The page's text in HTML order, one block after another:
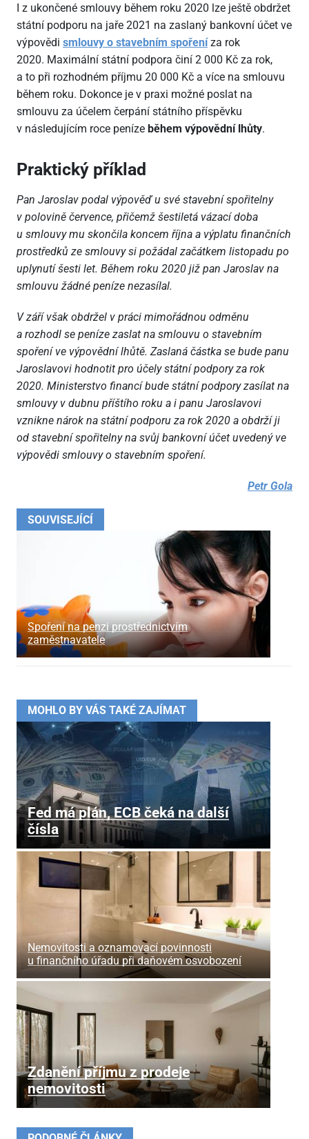
SOUVISEJÍCÍ
Spoření na penzi prostřednictvím
zaměstnavatele
I z ukončené smlouvy během roku 2020 lze ještě obdržet
státní podporu na jaře 2021 na zaslaný bankovní účet ve
výpovědi smlouvy o stavebním spořeníza rok
2020. Maximální státní podpora činí 2 000 Kč za rok,
a to při rozhodném příjmu 20 000 Kč a více na smlouvu
během roku. Dokonce je v praxi možné poslat na
smlouvu za účelem čerpání státního příspěvku
v následujícím roce peníze během výpovědní lhůty.
Praktický příklad
Pan Jaroslav podal výpověď u své stavební spořitelny
v polovině července, přičemž šestiletá vázací doba
u smlouvy mu skončila koncem října a výplatu finančních
prostředků ze smlouvy si požádal začátkem listopadu po
uplynutí šesti let. Během roku 2020 již pan Jaroslav na
smlouvu žádné peníze nezasílal.
V září však obdržel v práci mimořádnou odměnu
a rozhodl se peníze zaslat na smlouvu o stavebním
spoření ve výpovědní lhůtě. Zaslaná částka se bude panu
Jaroslavovi hodnotit pro účely státní podpory za rok
2020. Ministerstvo financí bude státní podpory zasílat na
smlouvy v dubnu příštího roku a i panu Jaroslavovi
vznikne nárok na státní podporu za rok 2020 a obdrží ji
od stavební spořitelny na svůj bankovní účet uvedený ve
výpovědi smlouvy o stavebním spoření.
Petr Gola
MOHLO BY VÁS TAKÉ ZAJÍMAT
Fed má plán, ECB čeká na další
čísla
Nemovitosti a oznamovací povinnosti
u finančního úřadu při daňovém osvobození
Zdanění příjmu z prodeje
nemovitosti